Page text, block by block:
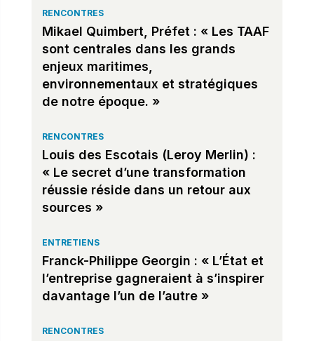
RENCONTRES
Mikael Quimbert, Préfet : « Les TAAF
sont centrales dans les grands
enjeux maritimes,
environnementaux et stratégiques
de notre époque. »
RENCONTRES
Louis des Escotais (Leroy Merlin) :
« Le secret d’une transformation
réussie réside dans un retour aux
sources »
ENTRETIENS
Franck-Philippe Georgin : « L’État et
l’entreprise gagneraient à s’inspirer
davantage l’un de l’autre »
RENCONTRES